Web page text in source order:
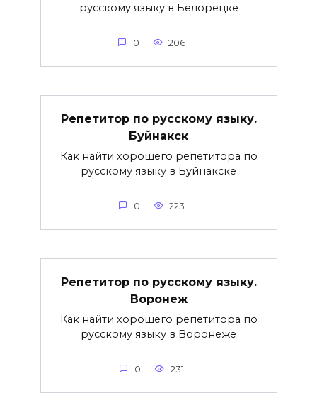
русскому языку в Белорецке
0 206
Репетитор по русскому языку.
Буйнакск
Как найти хорошего репетитора по
русскому языку в Буйнакске
0 223
Репетитор по русскому языку.
Воронеж
Как найти хорошего репетитора по
русскому языку в Воронеже
0 231